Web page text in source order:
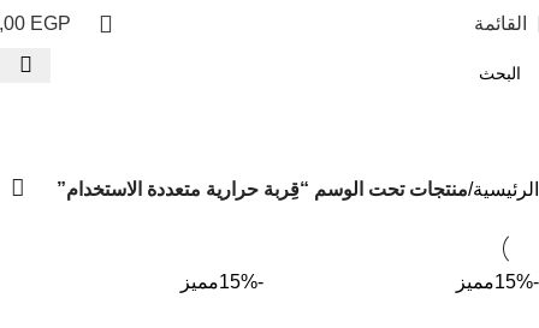
القائمة EGP
الرئيسية منتجات تحت الوسم “قِربة حرارية متعددة الاستخدام”
-15% مميز -15% مميز